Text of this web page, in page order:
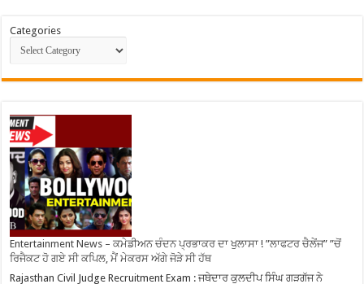
Categories
Entertainment News – ਕਮੇਡੀਅਨ ਚੰਦਨ ਪ੍ਰਭਾਕਰ ਦਾ ਖੁਲਾਸਾ ! ”ਲਾਫਟਰ ਚੈਲੇਂਜ” ”ਚੋਂ
ਰਿਜੈਕਟ ਹੋ ਗਏ ਸੀ ਕਪਿਲ, ਮੈਂ ਮੇਕਰਸ ਅੱਗੇ ਜੋੜੇ ਸੀ ਹੱਥ
Rajasthan Civil Judge Recruitment Exam : ਜਥੇਦਾਰ ਕੁਲਦੀਪ ਸਿੰਘ ਗੜਗੱਜ ਨੇ